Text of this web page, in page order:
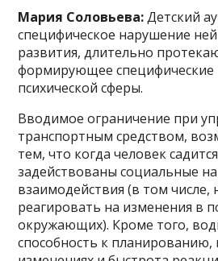
Мария Соловьева:Детский
специфическое нарушение
развития, длительно
формирующее специфические
психической сферы.
Вводимое ограничение при
транспортным средством,
тем, что когда человек
задействованы социальные
взаимодействия (в том
реагировать на изменения в
окружающих). Кроме того,
способность к планированию,